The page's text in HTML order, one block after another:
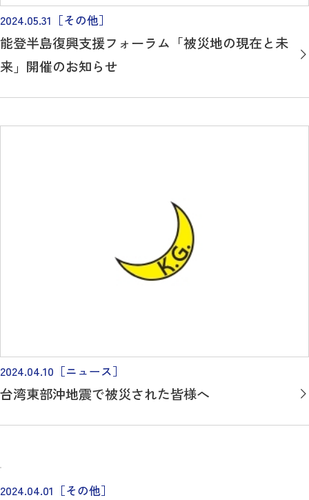
2024.05.31 ［その他］
能登半島復興支援フォーラム「被災地の現在と未
来」開催のお知らせ
2024.04.10 ［ニュース］
台湾東部沖地震で被災された皆様へ
2024.04.01 ［その他］